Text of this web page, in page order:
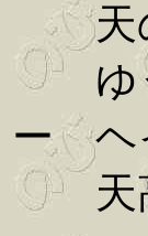
天
ゆう
ー ヘ
天